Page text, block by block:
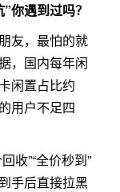
你遇到过吗？
友，最怕的就
，国内每年闲
闲置占比约
用户不足四
收”“全价秒到”
手后直接拉黑